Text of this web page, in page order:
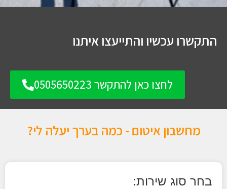
התקשרו עכשיו והתייעצו איתנו
לחצו כאן להתקשר 0505650223
מחשבון איטום - כמה בערך יעלה לי?
בחר סוג שירות: